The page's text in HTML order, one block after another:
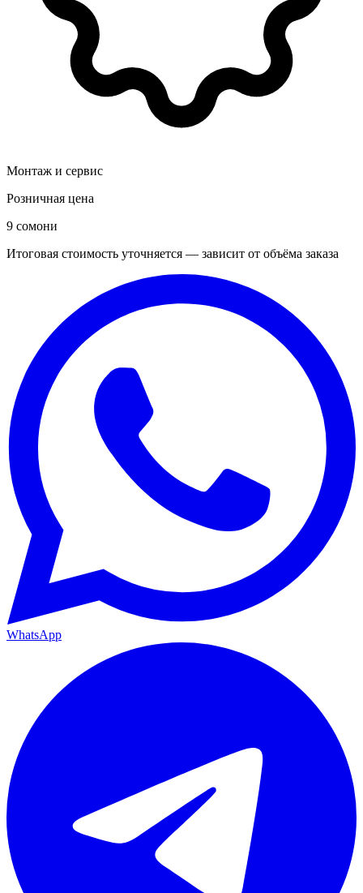
Монтаж и сервис
Розничная цена
9 сомони
Итоговая стоимость уточняется — зависит от объёма заказа
WhatsApp